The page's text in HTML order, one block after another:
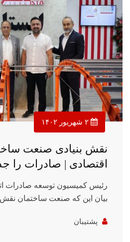
نقش بنیادی صنعت
اقتصادی | صادرات را
رئیس کمیسیون توسعه صادرات
بیان این که صنعت ساختمان
پشتیبان